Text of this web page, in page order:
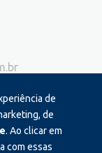
de
de
. Ao clicar em
com essas
ligações neste